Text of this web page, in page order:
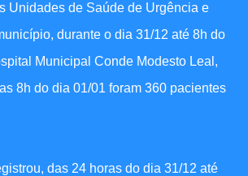
Unidades de Saúde de Urgência e
durante o dia 31/12 até 8h do
Municipal Conde Modesto Leal,
8h do dia 01/01 foram 360 pacientes
das 24 horas do dia 31/12 até